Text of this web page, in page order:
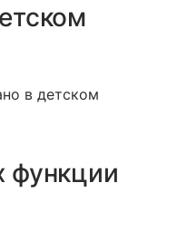
в детском
функции